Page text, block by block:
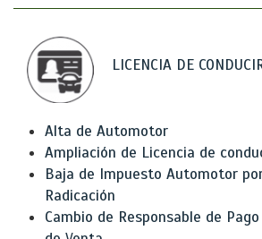
LICENCIA DE
Alta de Automotor
Ampliación de Licencia de
Baja de Impuesto Automotor
Radicación
Cambio de Responsable de